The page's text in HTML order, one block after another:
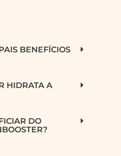
BENEFÍCIOS
HIDRATA A
DO